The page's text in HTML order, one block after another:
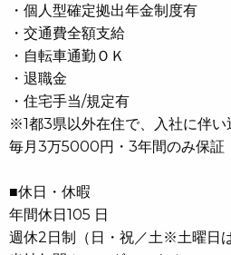
・個人型確定拠出年金制度有
・交通費全額支給
・自転車通勤ＯＫ
・退職金
・住宅手当/規定有
※1都3県以外在住で、入社に伴
毎月3万5000円・3年間のみ保証
■休日・休暇
年間休日105 日
週休2日制（日・祝／土※土曜